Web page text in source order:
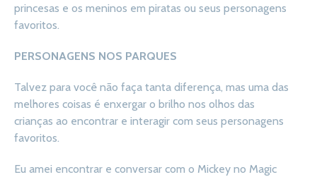
princesas e os meninos em piratas ou seus personagens
favoritos.
PERSONAGENS NOS PARQUES
Talvez para você não faça tanta diferença, mas uma das
melhores coisas é enxergar o brilho nos olhos das
crianças ao encontrar e interagir com seus personagens
favoritos.
Eu amei encontrar e conversar com o Mickey no Magic